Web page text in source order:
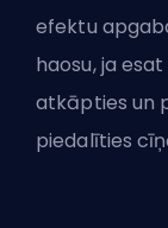
efektu
haosu, ja
atkāpties un
piedalīties